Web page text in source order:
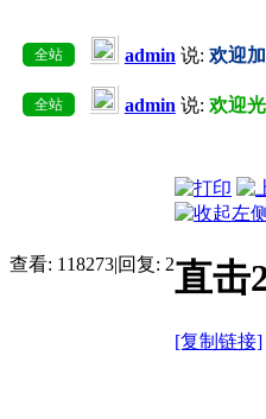
全站 admin说: 欢迎
全站 admin说: 欢迎
查看: 118273|回复: 2直击
[复制链接]